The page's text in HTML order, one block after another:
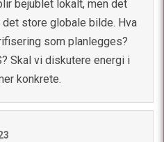
bejublet lokalt, men det
store globale bilde. Hva
som planlegges?
Skal vi diskutere energi i
konkrete.